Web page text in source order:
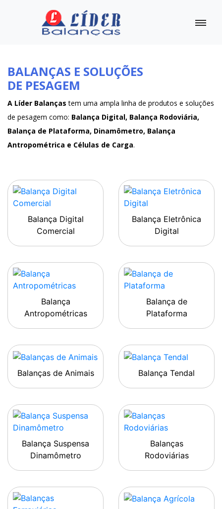
BALANÇAS E SOLUÇÕES
DE PESAGEM
A Líder Balanças tem uma ampla linha de produtos e soluções
de pesagem como: Balança Digital, Balança Rodoviária,
Balança de Plataforma, Dinamômetro, Balança
Antropométrica e Células de Carga.
Balança Digital
Comercial
Balança Eletrônica
Digital
Balança
Antropométricas
Balança de
Plataforma
Balanças de Animais Balança Tendal
Balança Suspensa
Dinamômetro
Balanças
Rodoviárias